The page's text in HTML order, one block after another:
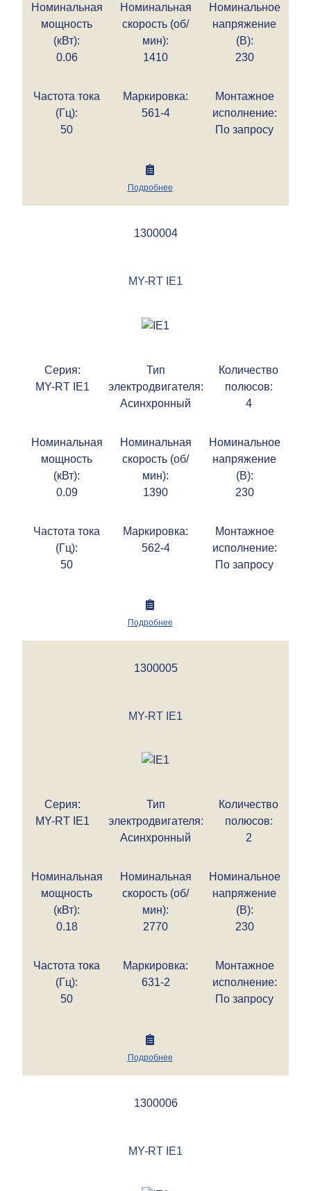
Номинальная
мощность
(кВт):
0.06
Номинальная
скорость (об/
мин):
1410
Номинальное
напряжение
(В):
230
Частота тока
(Гц):
50
Маркировка:
561-4
Монтажное
исполнение:
По запросу
Подробнее
1300004
MY-RT IE1
Серия:
MY-RT IE1
Тип
электродвигателя:
Асинхронный
Количество
полюсов:
4
Номинальная
мощность
(кВт):
0.09
Номинальная
скорость (об/
мин):
1390
Номинальное
напряжение
(В):
230
Частота тока
(Гц):
50
Маркировка:
562-4
Монтажное
исполнение:
По запросу
Подробнее
1300005
MY-RT IE1
Серия:
MY-RT IE1
Тип
электродвигателя:
Асинхронный
Количество
полюсов:
2
Номинальная
мощность
(кВт):
0.18
Номинальная
скорость (об/
мин):
2770
Номинальное
напряжение
(В):
230
Частота тока
(Гц):
50
Маркировка:
631-2
Монтажное
исполнение:
По запросу
Подробнее
1300006
MY-RT IE1